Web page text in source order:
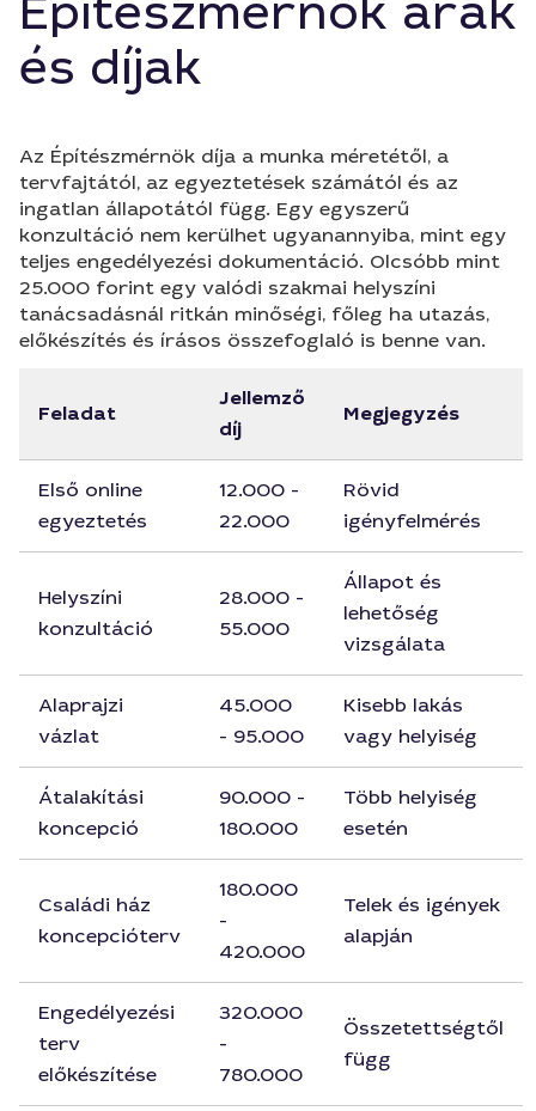
Építészmérnök árak
és díjak
Az Építészmérnök díja a munka méretétől, a
tervfajtától, az egyeztetések számától és az
ingatlan állapotától függ. Egy egyszerű
konzultáció nem kerülhet ugyanannyiba, mint egy
teljes engedélyezési dokumentáció. Olcsóbb mint
25.000 forint egy valódi szakmai helyszíni
tanácsadásnál ritkán minőségi, főleg ha utazás,
előkészítés és írásos összefoglaló is benne van.
Feladat
Jellemző
díj
Megjegyzés
Első online
egyeztetés
12.000 -
22.000
Rövid
igényfelmérés
Helyszíni
konzultáció
28.000 -
55.000
Állapot és
lehetőség
vizsgálata
Alaprajzi
vázlat
45.000
- 95.000
Kisebb lakás
vagy helyiség
Átalakítási
koncepció
90.000 -
180.000
Több helyiség
esetén
Családi ház
koncepcióterv
180.000
-
420.000
Telek és igények
alapján
Engedélyezési
terv
előkészítése
320.000
-
780.000
Összetettségtől
függ